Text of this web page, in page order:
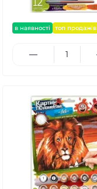
в наявності топ продажів